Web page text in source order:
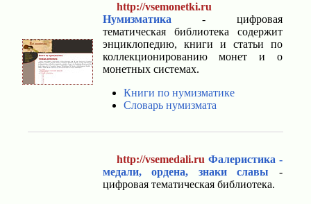
http://vsemonetki.ru
Нумизматика - цифровая
тематическая библиотека содержит
энциклопедию, книги и статьи по
коллекционированию монет и о
монетных системах.
Книги по нумизматике
Словарь нумизмата
http://vsemedali.ru Фалеристика -
медали, ордена, знаки славы -
цифровая тематическая библиотека.